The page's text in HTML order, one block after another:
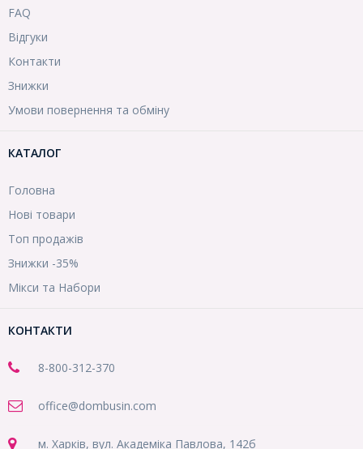
FAQ
Відгуки
Контакти
Знижки
Умови повернення та обміну
КАТАЛОГ
Головна
Нові товари
Топ продажів
Знижки -35%
Мікси та Набори
КОНТАКТИ
8-800-312-370
office@dombusin.com
м. Харків, вул. Академіка Павлова, 142б